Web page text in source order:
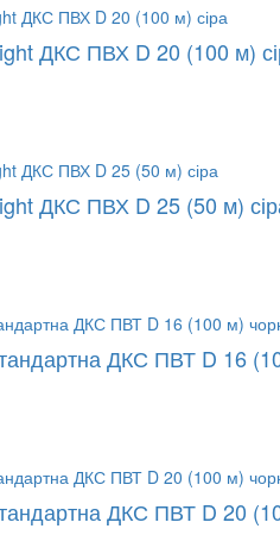
ДКС ПВХ D 20 (100 м)
ДКС ПВХ D 25 (50 м)
ДКС ПВТ D 16
ДКС ПВТ D 20